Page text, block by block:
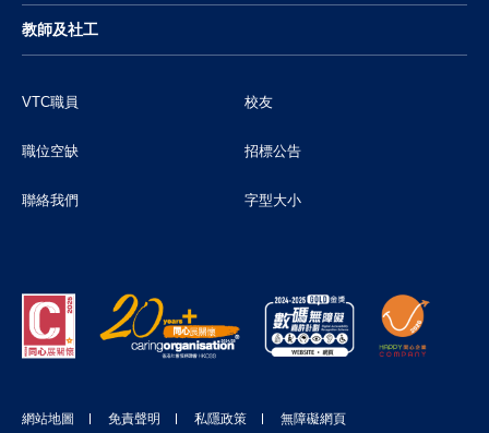
教師及社工
VTC職員 校友
職位空缺 招標公告
聯絡我們 字型大小
網站地圖 免責聲明 私隱政策 無障礙網頁